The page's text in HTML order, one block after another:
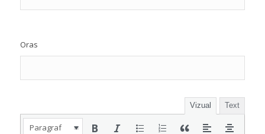
Oras
Vizual Text
Paragraf